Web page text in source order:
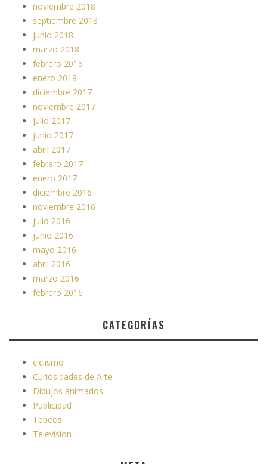
noviembre 2018
septiembre 2018
junio 2018
marzo 2018
febrero 2018
enero 2018
diciembre 2017
noviembre 2017
julio 2017
junio 2017
abril 2017
febrero 2017
enero 2017
diciembre 2016
noviembre 2016
julio 2016
junio 2016
mayo 2016
abril 2016
marzo 2016
febrero 2016
CATEGORÍAS
ciclismo
Curiosidades de Arte
Dibujos animados
Publicidad
Tebeos
Televisión